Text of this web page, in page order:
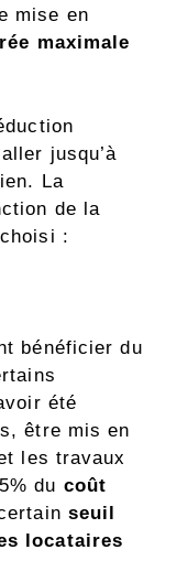
mise en
maximale
jusqu’à
La
de la
:
bénéficier du
été
être mis en
les travaux
du coût
seuil
locataires